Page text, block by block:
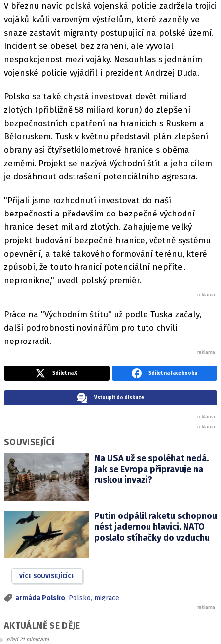
V březnu navíc polská vojenská policie zadržela trojici
vojáků kvůli varovným výstřelům, které zazněly ve
snaze zastavit migranty postupující na polské území.
Incident se obešel bez zranění, ale vyvolal
nespokojenost mezi vojáky. Nesouhlas s jednáním
vojenské policie vyjádřil i prezident Andrzej Duda.
Polsko se také chystá investovat devět miliard
zlotých (přibližně 58 miliard korun) do zlepšení
bezpečnostních opatření na hranicích s Ruskem a
Běloruskem. Tusk v květnu představil plán zlepšení
obrany asi čtyřsetkilometrové hranice s oběma
zeměmi. Projekt se nazývá Východní štít a jeho cílem
je dosáhnout odstrašení potenciálního agresora.
"Přijali jsme rozhodnutí investovat do naší
bezpečnosti a především do bezpečné východní
hranice deset miliard zlotých. Zahajujeme velký
projekt budování bezpečné hranice, včetně systému
opevnění, a také takového formování terénu, které
způsobí, že touto hranicí potenciální nepřítel
nepronikne," uvedl polský premiér.
Práce na "Východním štítu" už podle Tuska začaly,
další podrobnosti novinářům pro tuto chvíli
neprozradil.
Sdílet na X Sdílet na Facebooku
Vstoupit do diskuze
SOUVISEJÍCÍ
Na USA už se spoléhat nedá.
Jak se Evropa připravuje na
ruskou invazi?
Putin odpálil raketu schopnou
nést jadernou hlavici. NATO
poslalo stíhačky do vzduchu
VÍCE SOUVISEJÍCÍCH
armáda Polsko, Polsko, migrace
AKTUÁLNĚ SE DĚJE
před 21 minutami